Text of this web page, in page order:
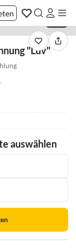
"Luv"
auswählen